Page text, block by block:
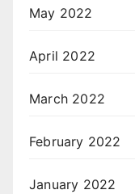
May 2022
April 2022
March 2022
February 2022
January 2022